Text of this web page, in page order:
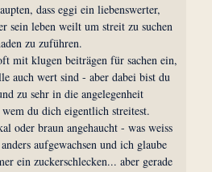
dass eggi ein liebenswerter,
sein leben weilt um streit zu suchen
zu zuführen.
mit klugen beiträgen für sachen ein,
auch wert sind - aber dabei bist du
zu sehr in die angelegenheit
du dich eigentlich streitest.
oder braun angehaucht - was weiss
aufgewachsen und ich glaube
ein zuckerschlecken... aber gerade